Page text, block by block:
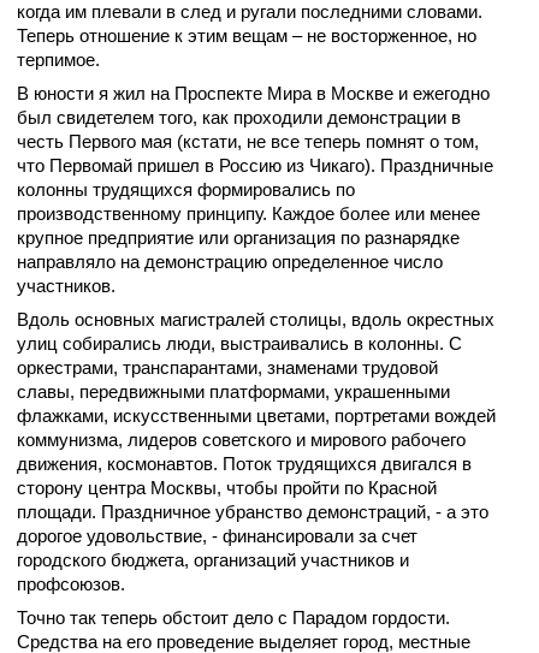
когда им плевали в след и ругали последними словами.
Теперь отношение к этим вещам – не восторженное, но
терпимое.
В юности я жил на Проспекте Мира в Москве и ежегодно
был свидетелем того, как проходили демонстрации в
честь Первого мая (кстати, не все теперь помнят о том,
что Первомай пришел в Россию из Чикаго). Праздничные
колонны трудящихся формировались по
производственному принципу. Каждое более или менее
крупное предприятие или организация по разнарядке
направляло на демонстрацию определенное число
участников.
Вдоль основных магистралей столицы, вдоль окрестных
улиц собирались люди, выстраивались в колонны. С
оркестрами, транспарантами, знаменами трудовой
славы, передвижными платформами, украшенными
флажками, искусственными цветами, портретами вождей
коммунизма, лидеров советского и мирового рабочего
движения, космонавтов. Поток трудящихся двигался в
сторону центра Москвы, чтобы пройти по Красной
площади. Праздничное убранство демонстраций, - а это
дорогое удовольствие, - финансировали за счет
городского бюджета, организаций участников и
профсоюзов.
Точно так теперь обстоит дело с Парадом гордости.
Средства на его проведение выделяет город, местные